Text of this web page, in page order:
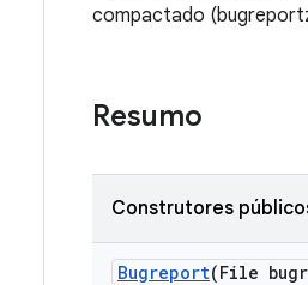
compactado
Resumo
Construtores
Bugreport(File